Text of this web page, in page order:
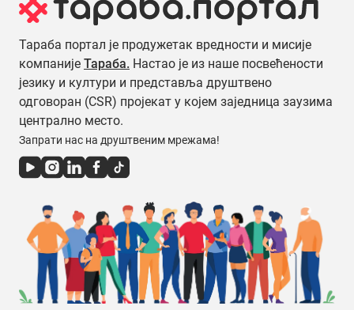
Тараба портал је продужетак вредности и мисије
компаније Тараба. Настао је из наше посвећености
језику и култури и представља друштвено
одговоран (CSR) пројекат у којем заједница заузима
централно место.
Запрати нас на друштвеним мрежама!